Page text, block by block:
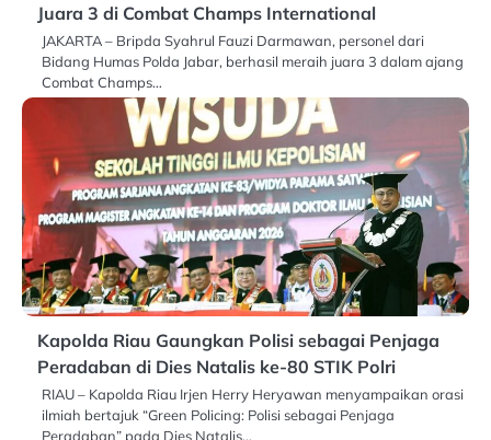
Juara 3 di Combat Champs International
JAKARTA – Bripda Syahrul Fauzi Darmawan, personel dari
Bidang Humas Polda Jabar, berhasil meraih juara 3 dalam ajang
Combat Champs…
Kapolda Riau Gaungkan Polisi sebagai Penjaga
Peradaban di Dies Natalis ke-80 STIK Polri
RIAU – Kapolda Riau Irjen Herry Heryawan menyampaikan orasi
ilmiah bertajuk “Green Policing: Polisi sebagai Penjaga
Peradaban” pada Dies Natalis…